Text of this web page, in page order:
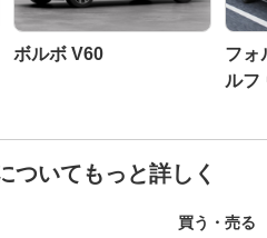
ボルボ V60
フォ
ルフ
ついてもっと詳しく
買う・売る